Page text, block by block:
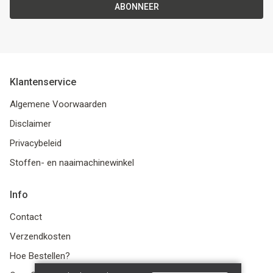
ABONNEER
Klantenservice
Algemene Voorwaarden
Disclaimer
Privacybeleid
Stoffen- en naaimachinewinkel
Info
Contact
Verzendkosten
Hoe Bestellen?